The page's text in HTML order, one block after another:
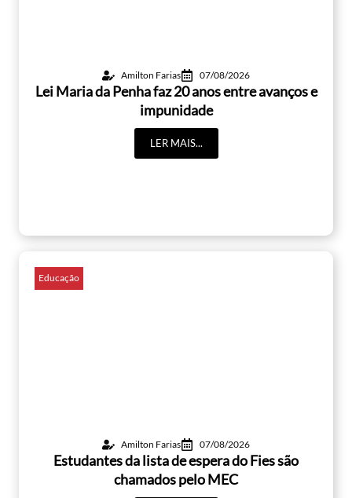
Amilton Farias 07/08/2026
Lei Maria da Penha faz 20 anos entre avanços e
impunidade
LER MAIS...
Educação
Amilton Farias 07/08/2026
Estudantes da lista de espera do Fies são
chamados pelo MEC